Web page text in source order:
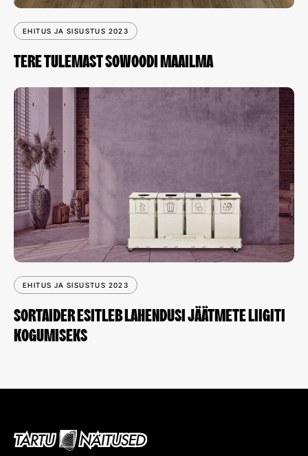
EHITUS JA SISUSTUS 2023
TERE TULEMAST SOWOODI MAAILMA
EHITUS JA SISUSTUS 2023
SORTAIDER ESITLEB LAHENDUSI JÄÄTMETE LIIGITI
KOGUMISEKS